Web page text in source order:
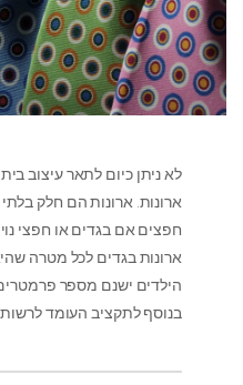
לא ניתן כיום לתאר עיצוב
ארונות. ארונות הם חלק בלתי
חפצים אם בגדים או חפצי נוי
ארונות בגדים לכל מטרה
הילדים ישנם מספר
בנוסף לתקציב העומד